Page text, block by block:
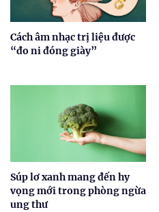
Cách âm nhạc trị liệu được
“đo ni đóng giày”
Súp lơ xanh mang đến hy
vọng mới trong phòng ngừa
ung thư